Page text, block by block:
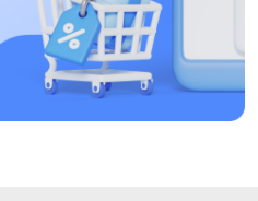
qyzmet etken